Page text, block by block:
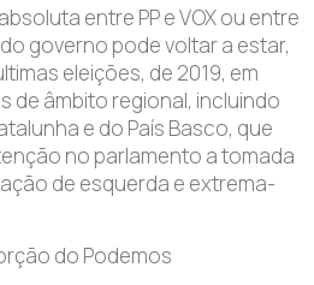
entre PP e VOX ou entre
do governo pode voltar a estar,
eleições, de 2019, em
de âmbito regional, incluindo
e do País Basco, que
no parlamento a tomada
de esquerda e extrema-
do Podemos